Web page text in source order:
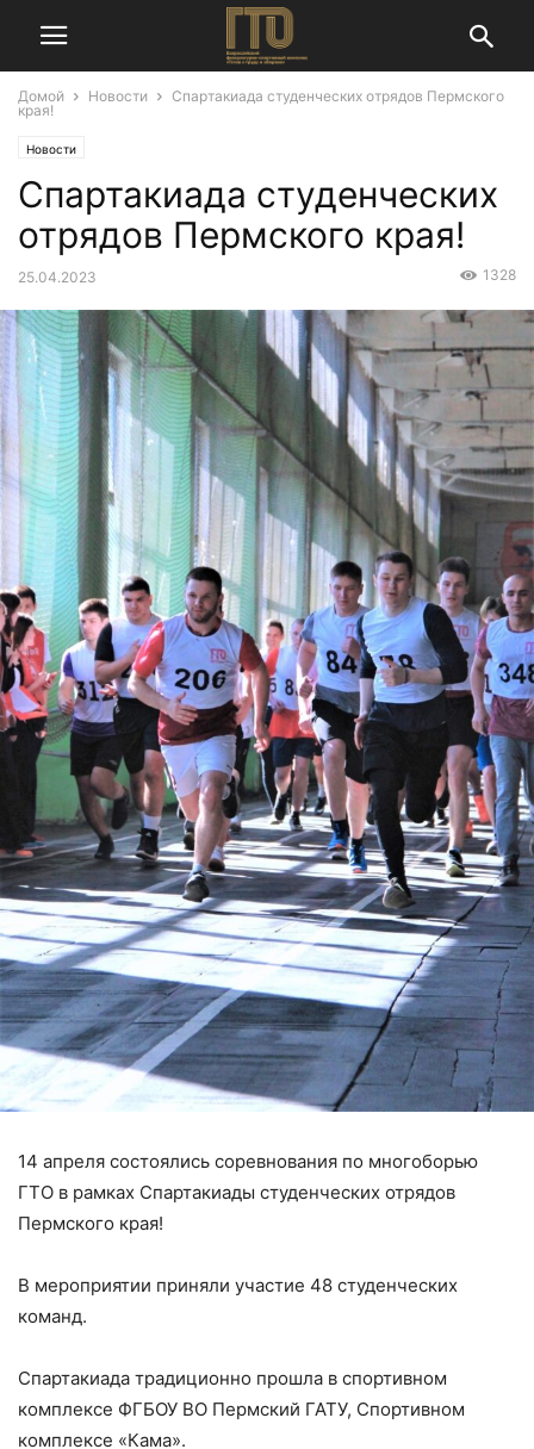
Домой Новости
Спартакиада студенческих отрядов Пермского
края!
Новости
Спартакиада студенческих
отрядов Пермского края!
25.04.2023 1328
14 апреля состоялись соревнования по многоборью
ГТО в рамках Спартакиады студенческих отрядов
Пермского края!
В мероприятии приняли участие 48 студенческих
команд.
Спартакиада традиционно прошла в спортивном
комплексе ФГБОУ ВО Пермский ГАТУ, Спортивном
комплексе «Кама».